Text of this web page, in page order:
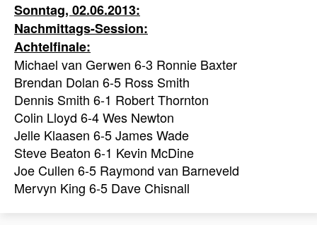
Sonntag, 02.06.2013:
Nachmittags-Session:
Achtelfinale:
Michael van Gerwen 6-3 Ronnie Baxter
Brendan Dolan 6-5 Ross Smith
Dennis Smith 6-1 Robert Thornton
Colin Lloyd 6-4 Wes Newton
Jelle Klaasen 6-5 James Wade
Steve Beaton 6-1 Kevin McDine
Joe Cullen 6-5 Raymond van Barneveld
Mervyn King 6-5 Dave Chisnall